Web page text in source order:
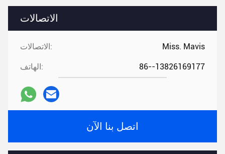
الاتصالات
الاتصالات: Miss. Mavis
الهاتف: 86--13826169177
اتصل بنا الآن